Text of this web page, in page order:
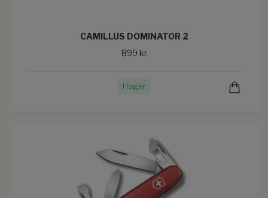
CAMILLUS DOMINATOR 2
899 kr
I lager